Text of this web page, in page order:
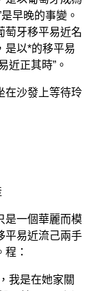
早晚的事變。
萄牙移平易近名
是以*的移平易
近正其時”。
沙發上等待玲
一個華麗而模
平易近流己兩手
：
我是在她家關